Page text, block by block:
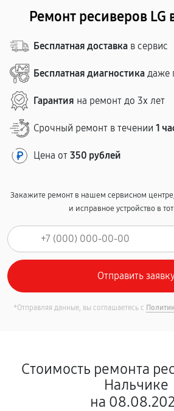
Ремонт ресиверов LG
Бесплатная доставка в сервис
Бесплатная диагностика даже
Гарантия на ремонт до 3х лет
Срочный ремонт в течении 1
Цена от 350 рублей
Закажите ремонт в нашем сервисном
и исправное устройство в
*Отправляя данные, вы соглашаетесь с
Стоимость ремонта
Нальчике
на